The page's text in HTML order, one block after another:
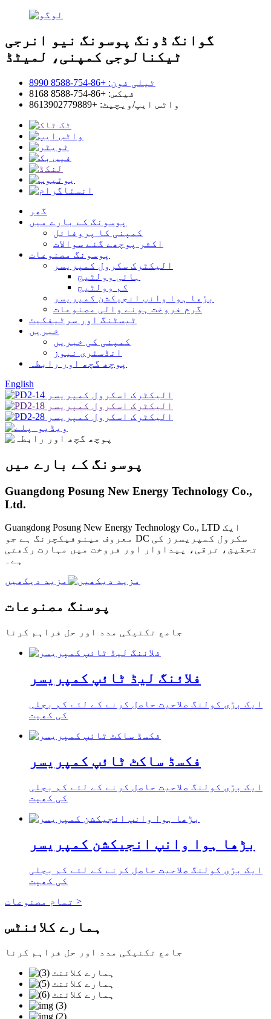
گوانگ ڈونگ پوسونگ نیو انرجی
ٹیکنالوجی کمپنی، لمیٹڈ
ٹیلی فون: +86-754-8588 8990
فیکس: +86-754-8588 8168
واٹس ایپ/ویچیٹ: +8613902779889
گھر
پوسونگ کے بارے میں
کمپنی کا پروفائل
اکثر پوچھے گئے سوالات
پوسونگ مصنوعات
الیکٹرک سکرول کمپریسر
ہائی وولٹیج
کم وولٹیج
بڑھا ہوا وانپ انجیکشن کمپریسر
گرم فروخت ہونے والی مصنوعات
ٹیسٹنگ اور سرٹیفکیٹ
خبریں
کمپنی کی خبریں
انڈسٹری نیوز
پوچھ گچھ اور رابطہ
English
پوسونگ کے بارے میں
Guangdong Posung New Energy Technology Co.,
Ltd.
Guangdong Posung New Energy Technology Co., LTD ایک
معروف مینوفیکچرنگ ہے جو DC سکرول کمپریسرز کی
تحقیق، ترقی، پیداوار اور فروخت میں مہارت رکھتی
ہے۔
مزید دیکھیں
پوسنگ مصنوعات
جامع تکنیکی مدد اور حل فراہم کرنا
فلائنگ لیڈ ٹائپ کمپریسر
ایک بڑی کولنگ صلاحیت حاصل کرنے کے لئے کم بجلی
کی کھپت
فکسڈ ساکٹ ٹائپ کمپریسر
ایک بڑی کولنگ صلاحیت حاصل کرنے کے لئے کم بجلی
کی کھپت
بڑھا ہوا وانپ انجیکشن کمپریسر
ایک بڑی کولنگ صلاحیت حاصل کرنے کے لئے کم بجلی
کی کھپت
تمام مصنوعات >
ہمارے کلائنٹس
جامع تکنیکی مدد اور حل فراہم کرنا